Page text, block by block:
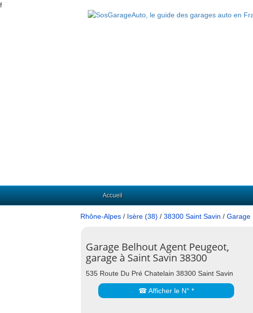
f
Accueil
Rhône-Alpes / Isère (38) / 38300 Saint Savin / Garage
Garage Belhout Agent Peugeot,
garage à Saint Savin 38300
535 Route Du Pré Chatelain 38300 Saint Savin
☎ Afficher le N° *